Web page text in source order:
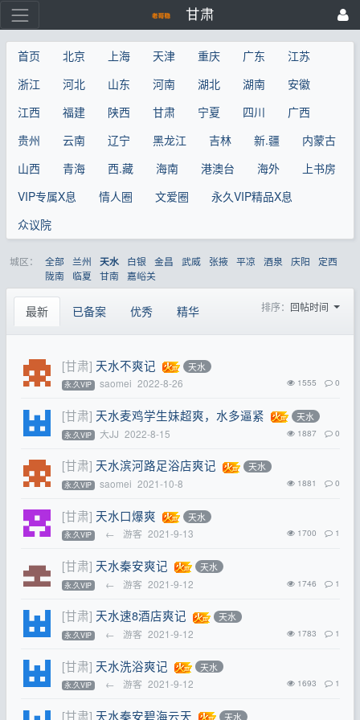
甘肃
首页 北京 上海 天津 重庆 广东
江苏
浙江
河北 山东 河南 湖北 湖南
安徽
江西
福建 陕西 甘肃 宁夏 四川
广西
贵州
云南 辽宁 黑龙江 吉林 新.疆
内蒙古
山西
青海 西.藏 海南 港澳台 海外
上书房
VIP专属X息
情人圈 文爱圈
永久VIP精品X息
众议院
城区： 全部 兰州 天水 白银 金昌 武威 张掖 平凉 酒泉 庆阳
定西
陇南
临夏 甘南 嘉峪关
最新 已备案 优秀 精华 排序： 回帖时间
[甘肃] 天水不爽记 天水
永.久VIP saomei 2022-8-26 1555 0
[甘肃] 天水麦鸡学生妹超爽，水多逼紧 天水
永.久VIP 大JJ 2022-8-15 1887 0
[甘肃] 天水滨河路足浴店爽记 天水
永.久VIP saomei 2021-10-8 1881 0
[甘肃] 天水口爆爽 天水
永.久VIP ← 游客 2021-9-13 1700 1
[甘肃] 天水秦安爽记 天水
永.久VIP ← 游客 2021-9-12 1746 1
[甘肃] 天水速8酒店爽记 天水
永.久VIP ← 游客 2021-9-12 1783 1
[甘肃] 天水洗浴爽记 天水
永.久VIP ← 游客 2021-9-12 1693 1
[甘肃] 天水秦安碧海云天 天水